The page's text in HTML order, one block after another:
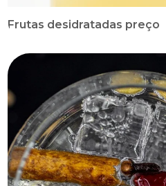
Frutas desidratadas preço